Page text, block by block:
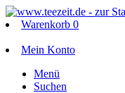
Warenkorb 0
Mein Konto
Menü
Suchen